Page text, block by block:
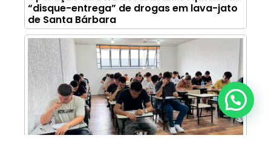
“disque-entrega” de drogas em lava-jato
de Santa Bárbara
Anunciar ou recomendar matéria